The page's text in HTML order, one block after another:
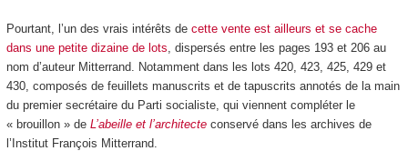
Pourtant, l’un des vrais intérêts de cette vente est ailleurs et se cache
dans une petite dizaine de lots , dispersés entre les pages 193 et 206 au
nom d’auteur Mitterrand. Notamment dans les lots 420, 423, 425, 429 et
430, composés de feuillets manuscrits et de tapuscrits annotés de la main
du premier secrétaire du Parti socialiste, qui viennent compléter le
« brouillon » de L’abeille et l’architecteconservé dans les archives de
l’Institut François Mitterrand.